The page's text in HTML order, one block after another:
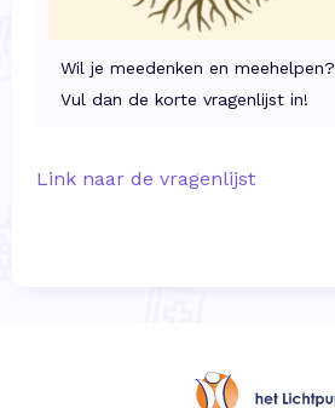
Wil je meedenken en meehelpen?
Vul dan de korte vragenlijst in!
Link naar de vragenlijst